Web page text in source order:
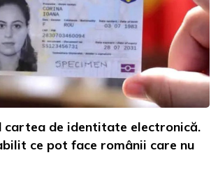
cartea de identitate electronică.
ce pot face românii care nu